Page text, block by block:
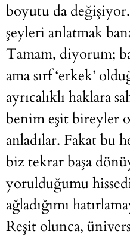
boyutu da
şeyleri anlatmak
Tamam, diyorum;
ama sırf ‘erkek’
ayrıcalıklı haklara
benim eşit bireyler
anladılar. Fakat bu
biz tekrar başa
yorulduğumu
ağladığımı
Reşit olunca,